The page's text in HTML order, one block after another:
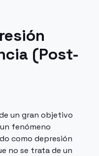
(Post-
un gran objetivo
fenómeno
como depresión
no se trata de un